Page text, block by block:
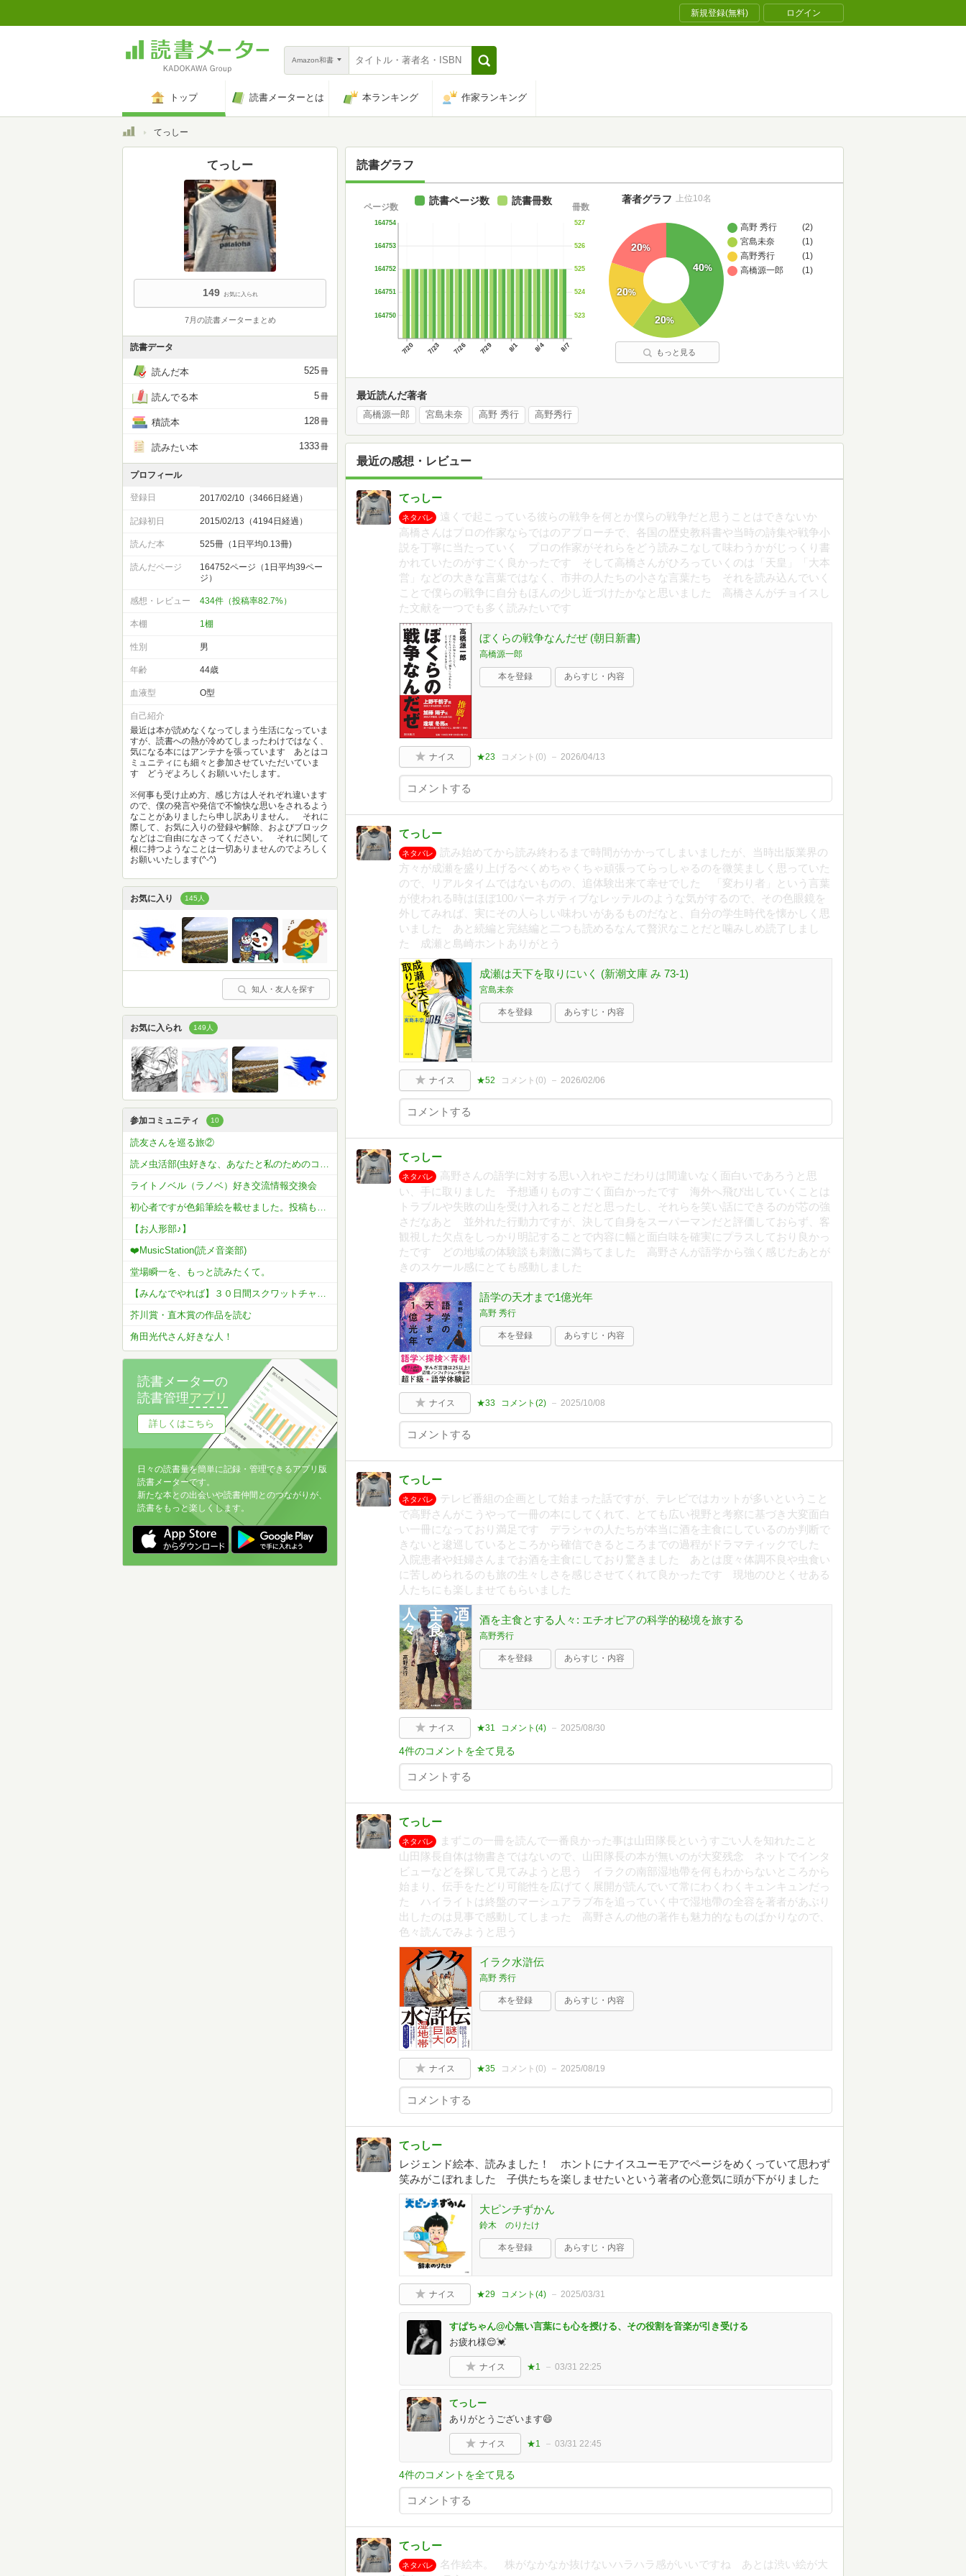
新規登録(無料) ログイン
Amazon和書
トップ 読書メーターとは 本ランキング 作家ランキング
トップてっしー
読書グラフ
7/20 7/23 7/26 7/29 8/1 8/4 8/7
164750
164751
164752
164753
164754
ページ数
523
524
525
526
527
冊数
読書ページ数 読書冊数
高野 秀行
(2)
宮島未奈
(1)
高野秀行
(1)
高橋源一郎
(1)
40%
20%
20%
20%
著者グラフ 上位10名
もっと見る
最近読んだ著者
高橋源一郎 宮島未奈 高野 秀行 高野秀行
最近の感想・レビュー
てっしー
ネタバレ
遠くで起こっている彼らの戦争を何とか僕らの戦争だと思うことはできないか
高橋さんはプロの作家ならではのアプローチで、各国の歴史教科書や当時の詩集や戦争小
説を丁寧に当たっていく プロの作家がそれらをどう読みこなして味わうかがじっくり書
かれていたのがすごく良かったです そして高橋さんがひろっていくのは「天皇」「大本
営」などの大きな言葉ではなく、市井の人たちの小さな言葉たち それを読み込んでいく
ことで僕らの戦争に自分もほんの少し近づけたかなと思いました 高橋さんがチョイスし
た文献を一つでも多く読みたいです
ぼくらの戦争なんだぜ (朝日新書)
高橋源一郎
本を登録 あらすじ・内容
ナイス ★23 コメント(0) 2026/04/13
てっしー
ネタバレ
読み始めてから読み終わるまで時間がかかってしまいましたが、当時出版業界の
方々が成瀬を盛り上げるべくめちゃくちゃ頑張ってらっしゃるのを微笑ましく思っていた
ので、リアルタイムではないものの、追体験出来て幸せでした 「変わり者」という言葉
が使われる時はほぼ100パーネガティブなレッテルのような気がするので、その色眼鏡を
外してみれば、実にその人らしい味わいがあるものだなと、自分の学生時代を懐かしく思
いました あと続編と完結編と二つも読めるなんて贅沢なことだと噛みしめ読了しまし
た 成瀬と島崎ホントありがとう
成瀬は天下を取りにいく (新潮文庫 み 73-1)
宮島未奈
本を登録 あらすじ・内容
ナイス ★52 コメント(0) 2026/02/06
てっしー
ネタバレ
高野さんの語学に対する思い入れやこだわりは間違いなく面白いであろうと思
い、手に取りました 予想通りものすごく面白かったです 海外へ飛び出していくことは
トラブルや失敗の山を受け入れることだと思ったし、それらを笑い話にできるのが芯の強
さだなあと 並外れた行動力ですが、決して自身をスーパーマンだと評価しておらず、客
観視した欠点をしっかり明記することで内容に幅と面白味を確実にプラスしており良かっ
たです どの地域の体験談も刺激に満ちてました 高野さんが語学から強く感じたあとが
きのスケール感にとても感動しました
語学の天才まで1億光年
高野 秀行
本を登録 あらすじ・内容
ナイス ★33 コメント(2) 2025/10/08
てっしー
ネタバレ
テレビ番組の企画として始まった話ですが、テレビではカットが多いということ
で高野さんがこうやって一冊の本にしてくれて、とても広い視野と考察に基づき大変面白
い一冊になっており満足です デラシャの人たちが本当に酒を主食にしているのか判断で
きないと逡巡しているところから確信できるところまでの過程がドラマティックでした
入院患者や妊婦さんまでお酒を主食にしており驚きました あとは度々体調不良や虫食い
に苦しめられるのも旅の生々しさを感じさせてくれて良かったです 現地のひとくせある
人たちにも楽しませてもらいました
酒を主食とする人々: エチオピアの科学的秘境を旅する
高野秀行
本を登録 あらすじ・内容
ナイス ★31 コメント(4) 2025/08/30
4件のコメントを全て見る
てっしー
ネタバレ
まずこの一冊を読んで一番良かった事は山田隊長というすごい人を知れたこと
山田隊長自体は物書きではないので、山田隊長の本が無いのが大変残念 ネットでインタ
ビューなどを探して見てみようと思う イラクの南部湿地帶を何もわからないところから
始まり、伝手をたどり可能性を広げてく展開が読んでいて常にわくわくキュンキュンだっ
た ハイライトは終盤のマーシュアラブ布を追っていく中で湿地帶の全容を著者があぶり
出したのは見事で感動してしまった 高野さんの他の著作も魅力的なものばかりなので、
色々読んでみようと思う
イラク水滸伝
高野 秀行
本を登録 あらすじ・内容
ナイス ★35 コメント(0) 2025/08/19
てっしー
レジェンド絵本、読みました！ ホントにナイスユーモアでページをめくっていて思わず
笑みがこぼれました 子供たちを楽しませたいという著者の心意気に頭が下がりました
大ピンチずかん
鈴木 のりたけ
本を登録 あらすじ・内容
ナイス ★29 コメント(4) 2025/03/31
すぱちゃん@心無い言葉にも心を授ける、その役割を音楽が引き受ける
お疲れ様😌💓
ナイス ★1 03/31 22:25
てっしー
ありがとうございます😄
ナイス ★1 03/31 22:45
4件のコメントを全て見る
てっしー
ネタバレ
名作絵本。 株がなかなか抜けないハラハラ感がいいですね あとは渋い絵が大
てっしー
149 お気に入られ
7月の読書メーターまとめ
読書データ
読んだ本 525冊
読んでる本 5冊
積読本 128冊
読みたい本 1333冊
プロフィール
登録日 2017/02/10（3466日経過）
記録初日 2015/02/13（4194日経過）
読んだ本 525冊（1日平均0.13冊)
読んだページ
164752ページ（1日平均39ペー
ジ）
感想・レビュー 434件（投稿率82.7%）
本棚 1棚
性別 男
年齢 44歳
血液型 O型
自己紹介
最近は本が読めなくなってしまう生活になっていま
すが、読書への熱が冷めてしまったわけではなく、
気になる本にはアンテナを張っています あとはコ
ミュニティにも細々と参加させていただいていま
す どうぞよろしくお願いいたします。
※何事も受け止め方、感じ方は人それぞれ違います
ので、僕の発言や発信で不愉快な思いをされるよう
なことがありましたら申し訳ありません。 それに
際して、お気に入りの登録や解除、およびブロック
などはご自由になさってください。 それに関して
根に持つようなことは一切ありませんのでよろしく
お願いいたします(^-^)
お気に入り 145人
知人・友人を探す
お気に入られ 149人
参加コミュニティ 10
読友さんを巡る旅②
読メ虫活部(虫好きな、あなたと私のためのコミュです)
ライトノベル（ラノベ）好き交流情報交換会
初心者ですが色鉛筆絵を載せました。投稿もどうぞ！🖼️
【お人形部♪】
❤️MusicStation(読メ音楽部)
堂場瞬一を、もっと読みたくて。
【みんなでやれば】３０日間スクワットチャレンジ【プリッとお尻】♬
芥川賞・直木賞の作品を読む
角田光代さん好きな人！
読書メーターの
読書管理アプリ
詳しくはこちら
日々の読書量を簡単に記録・管理できるアプリ版
読書メーターです。
新たな本との出会いや読書仲間とのつながりが、
読書をもっと楽しくします。